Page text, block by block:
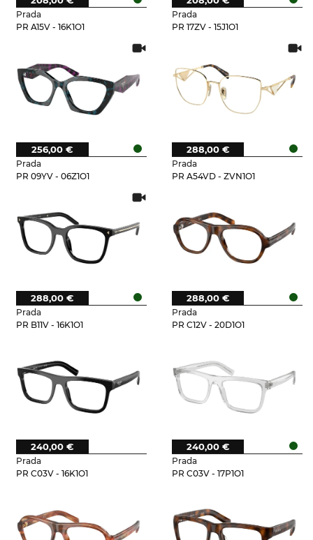
Prada
PR A15V - 16K1O1
Prada
PR 17ZV - 15J1O1
Prada
PR 09YV - 06Z1O1
256,00 €
Prada
PR A54VD - ZVN1O1
288,00 €
Prada
PR B11V - 16K1O1
288,00 €
Prada
PR C12V - 20D1O1
288,00 €
Prada
PR C03V - 16K1O1
240,00 €
Prada
PR C03V - 17P1O1
240,00 €